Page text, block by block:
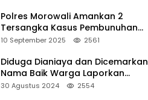
Polres Morowali Amankan 2
Tersangka Kasus Pembunuhan
WNA di Desa Topogaro
10 September 2025 2561
Diduga Dianiaya dan Dicemarkan
Nama Baik Warga Laporkan
Oknum Kades dan Oknum Polisi
30 Agustus 2024 2554